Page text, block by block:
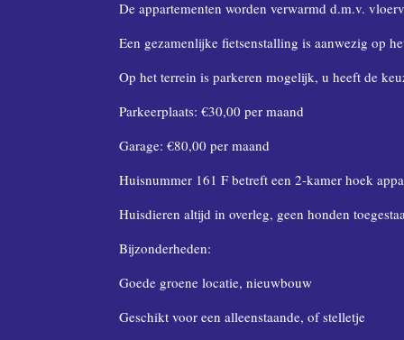
De appartementen worden verwarmd d.m.v.
Een gezamenlijke fietsenstalling is aanwezig op
Op het terrein is parkeren mogelijk, u heeft de
Parkeerplaats: €30,00 per maand
Garage: €80,00 per maand
Huisnummer 161 F betreft een 2-kamer hoek
Huisdieren altijd in overleg, geen honden
Bijzonderheden:
Goede groene locatie, nieuwbouw
Geschikt voor een alleenstaande, of stelletje